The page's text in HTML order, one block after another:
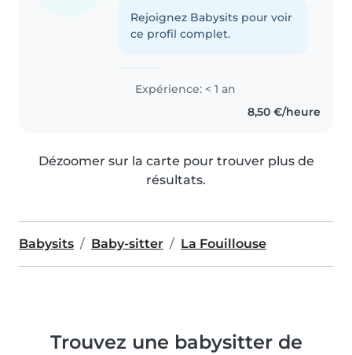
Rejoignez Babysits pour voir
ce profil complet.
Expérience: < 1 an
8,50 €/heure
Dézoomer sur la carte pour trouver plus de
résultats.
Babysits Baby-sitter La Fouillouse
Trouvez une babysitter de